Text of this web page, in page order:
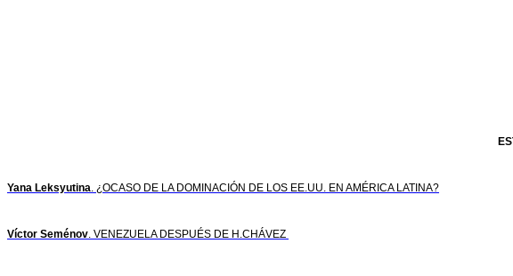
Yana Leksyutina. ¿OCASO DE LA DOMINACIÓN DE LOS EE.UU. EN AMÉRICA LATINA?
Víctor Seménov. VENEZUELA DESPUÉS DE H.CHÁVEZ